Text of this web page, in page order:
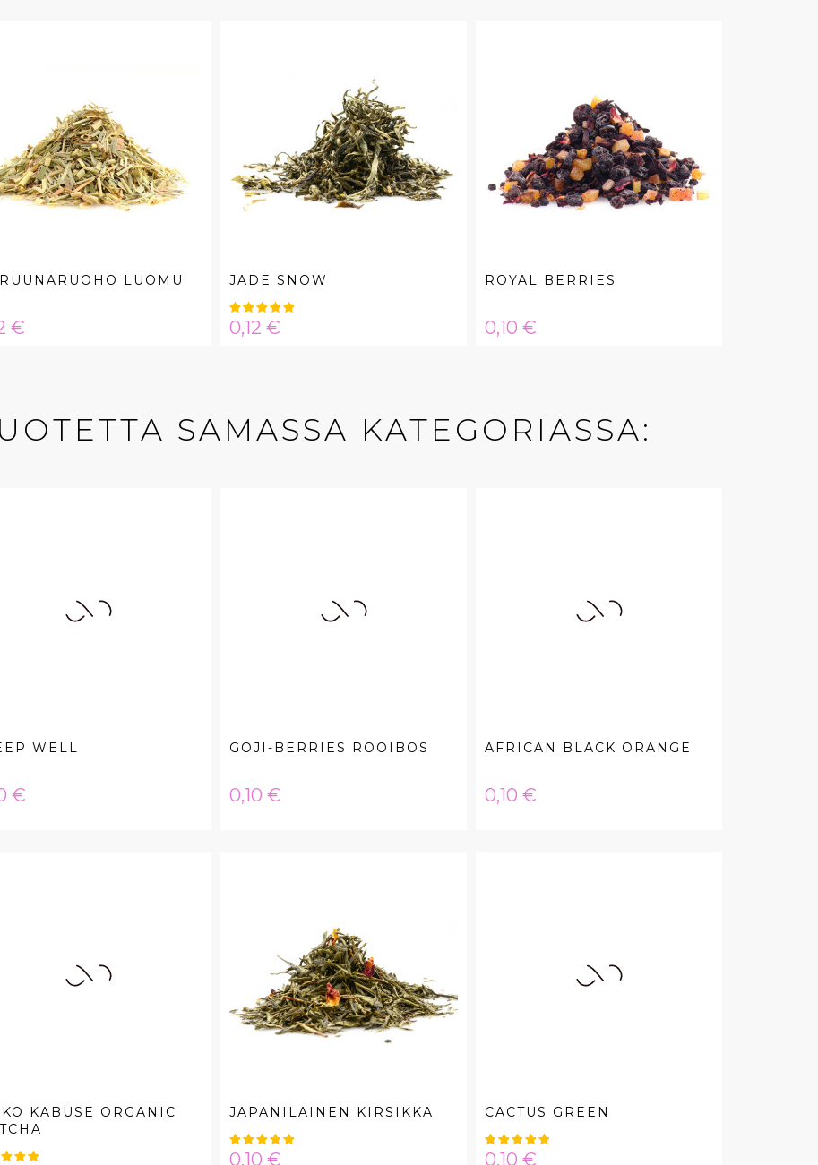
LUOMU
€
JADE SNOW
Hinta
0,12 €
ROYAL BERRIES
Hinta
0,10 €
SAMASSA KATEGORIASSA:
WELL
€
GOJI-BERRIES ROOIBOS
Hinta
0,10 €
AFRICAN BLACK ORANGE
Hinta
0,10 €
KABUSE ORGANIC
JAPANILAINEN KIRSIKKA
Hinta
0,10 €
CACTUS GREEN
Hinta
0,10 €